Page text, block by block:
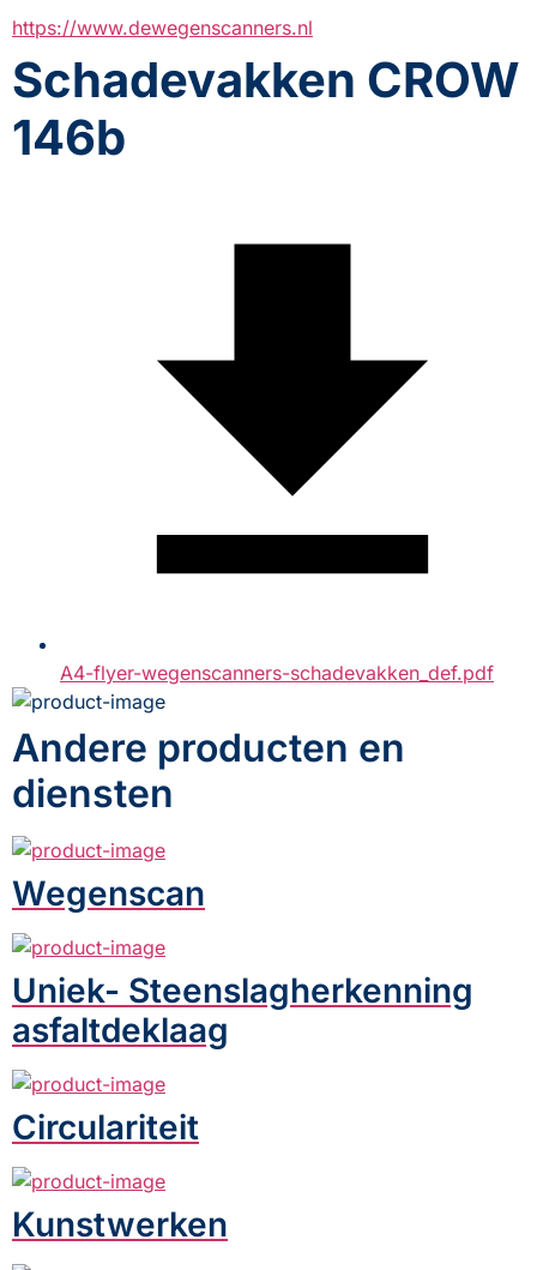
https://www.dewegenscanners.nl
Schadevakken CROW
146b
A4-flyer-wegenscanners-schadevakken_def.pdf
Andere producten en
diensten
Wegenscan
Uniek- Steenslagherkenning
asfaltdeklaag
Circulariteit
Kunstwerken